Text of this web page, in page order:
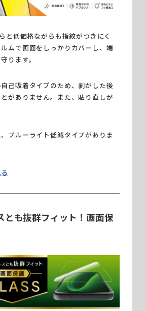
と低価格ながらも指紋がつきにく
ムで画面をしっかりカバーし、端
ります。
己吸着タイプのため、剥がした後
がありません。また、貼り直しが
ブルーライト低減タイプがありま
とも抜群フィット！画面保